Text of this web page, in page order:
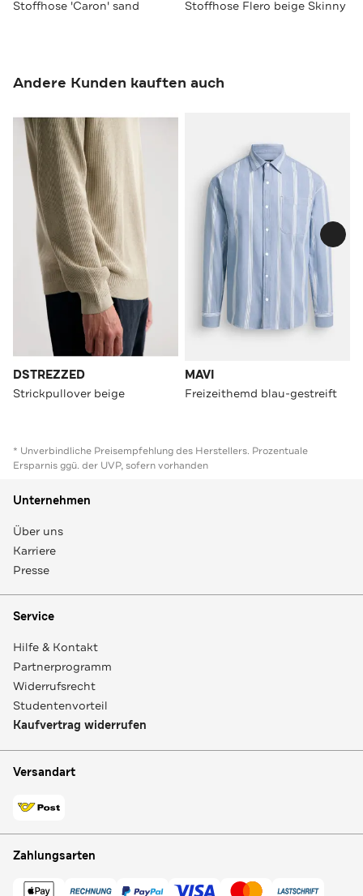
Stoffhose 'Caron' sand Stoffhose Flero beige Skinny
Andere Kunden kauften auch
DSTREZZED
Strickpullover beige
MAVI
Freizeithemd blau-gestreift
* Unverbindliche Preisempfehlung des Herstellers. Prozentuale
Ersparnis ggü. der UVP, sofern vorhanden
Unternehmen
Über uns
Karriere
Presse
Service
Hilfe & Kontakt
Partnerprogramm
Widerrufsrecht
Studentenvorteil
Kaufvertrag widerrufen
Versandart
Zahlungsarten